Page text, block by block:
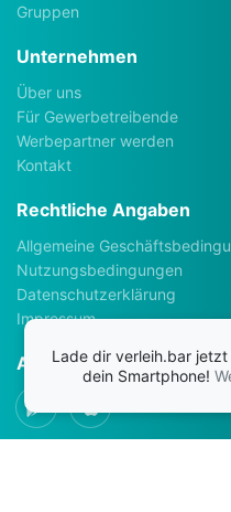
Gruppen
Unternehmen
Über uns
Für Gewerbetreibende
Werbepartner werden
Kontakt
Rechtliche Angaben
Allgemeine
Nutzungsbedingungen
Datenschutzerklärung
Impressum
AppsLade dir verleih.bar
dein Smartphone!